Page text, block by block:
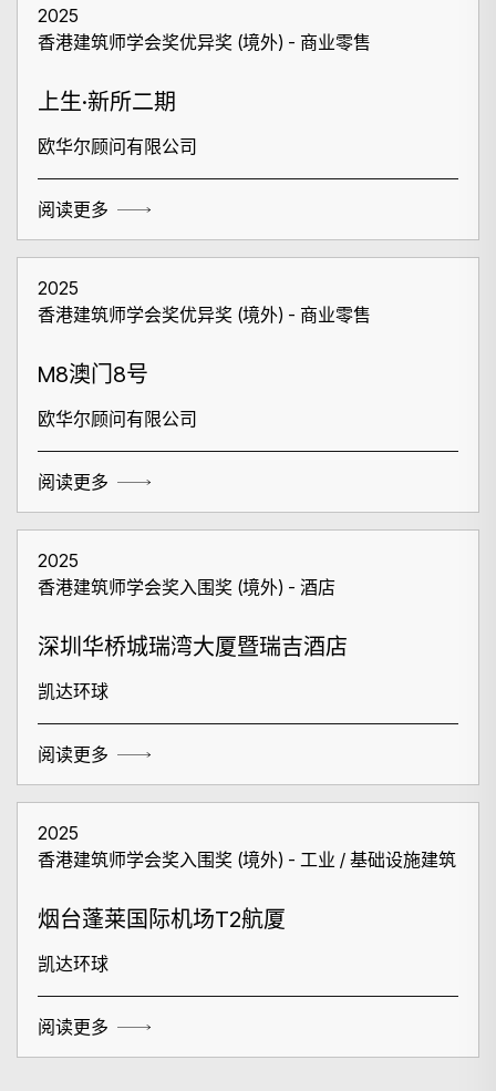
2025
香港建筑师学会奖优异奖 (境外) - 商业零售
上生·新所二期
欧华尔顾问有限公司
阅读更多
2025
香港建筑师学会奖优异奖 (境外) - 商业零售
M8澳门8号
欧华尔顾问有限公司
阅读更多
2025
香港建筑师学会奖入围奖 (境外) - 酒店
深圳华桥城瑞湾大厦暨瑞吉酒店
凯达环球
阅读更多
2025
香港建筑师学会奖入围奖 (境外) - 工业 / 基础设施建筑
烟台蓬莱国际机场T2航厦
凯达环球
阅读更多